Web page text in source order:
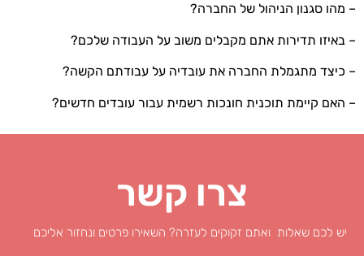
– מהו סגנון הניהול של החברה?
– באיזו תדירות אתם מקבלים משוב על העבודה שלכם?
– כיצד מתגמלת החברה את עובדיה על עבודתם הקשה?
– האם קיימת תוכנית חונכות רשמית עבור עובדים חדשים?
צרו קשר
יש לכם שאלות ואתם זקוקים לעזרה? השאירו פרטים ונחזור אליכם